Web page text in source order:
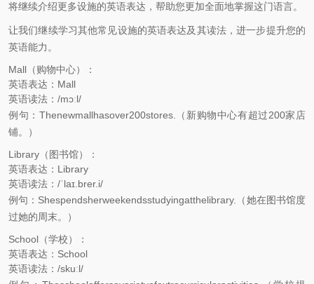
将继续介绍更多设施的英语表达，帮助您更加全面地掌握这门语言。
让我们继续学习其他常见设施的英语表达及其读法，进一步提升您的
英语能力。
Mall（购物中心）：
英语表达：Mall
英语读法：/mɔːl/
例句：Thenewmallhasover200stores.（新购物中心有超过200家店
铺。）
Library（图书馆）：
英语表达：Library
英语读法：/ˈlaɪ.brer.i/
例句：Shespendsherweekendsstudyingatthelibrary.（她在图书馆度
过她的周末。）
School（学校）：
英语表达：School
英语读法：/skuːl/